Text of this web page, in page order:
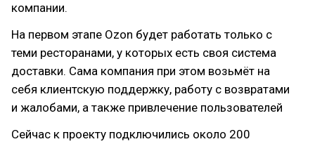
компании.
На первом этапе Ozon будет работать только с
теми ресторанами, у которых есть своя система
доставки. Сама компания при этом возьмёт на
себя клиентскую поддержку, работу с возвратами
и жалобами, а также привлечение пользователей
Сейчас к проекту подключились около 200